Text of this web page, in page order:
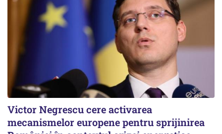
Victor Negrescu cere activarea
mecanismelor europene pentru sprijinirea